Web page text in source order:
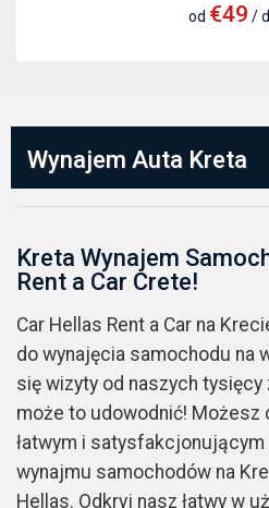
od €49 /
Wynajem Auta Kreta
Kreta Wynajem
Rent a Car Crete!
Car Hellas Rent a Car na
do wynajęcia samochodu na
się wizyty od naszych
może to udowodnić! Możesz
łatwym i
wynajmu samochodów na
Hellas. Odkryj nasz łatwy w